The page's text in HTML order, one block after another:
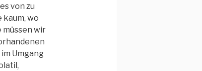
von zu
kaum, wo
müssen wir
Umgang